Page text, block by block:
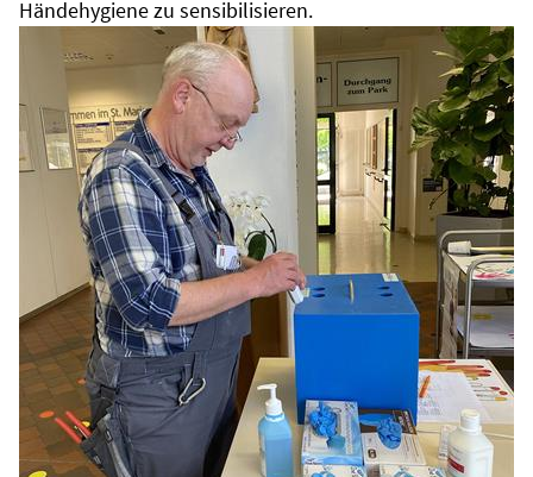
Händehygiene zu sensibilisieren.